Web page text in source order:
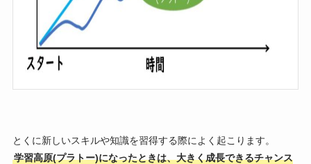
とくに新しいスキルや知識を習得する際によく起こります。
学習高原(プラトー)になったときは、大きく成長できるチャンス